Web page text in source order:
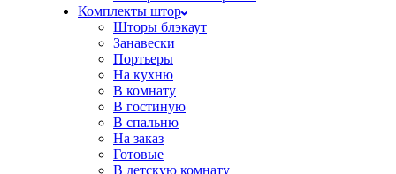
Комплекты штор
Шторы блэкаут
Занавески
Портьеры
На кухню
В комнату
В гостиную
В спальню
На заказ
Готовые
В детскую комнату